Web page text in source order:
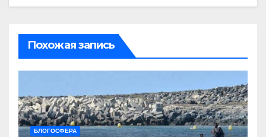
Похожая запись
БЛОГОСФЕРА